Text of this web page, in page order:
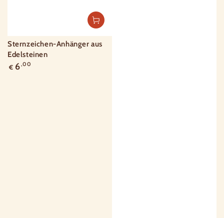
Sternzeichen-Anhänger aus
Edelsteinen
Regulärer
€ 6,00